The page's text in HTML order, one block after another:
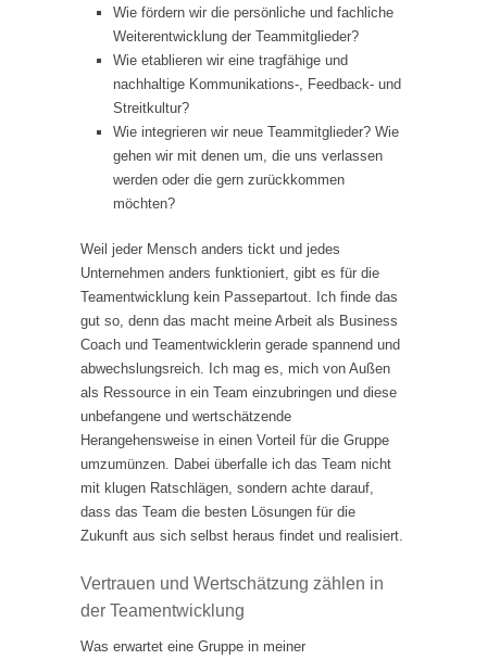
Wie fördern wir die persönliche und fachliche
Weiterentwicklung der Teammitglieder?
Wie etablieren wir eine tragfähige und
nachhaltige Kommunikations-, Feedback- und
Streitkultur?
Wie integrieren wir neue Teammitglieder? Wie
gehen wir mit denen um, die uns verlassen
werden oder die gern zurückkommen
möchten?
Weil jeder Mensch anders tickt und jedes
Unternehmen anders funktioniert, gibt es für die
Teamentwicklung kein Passepartout. Ich finde das
gut so, denn das macht meine Arbeit als Business
Coach und Teamentwicklerin gerade spannend und
abwechslungsreich. Ich mag es, mich von Außen
als Ressource in ein Team einzubringen und diese
unbefangene und wertschätzende
Herangehensweise in einen Vorteil für die Gruppe
umzumünzen. Dabei überfalle ich das Team nicht
mit klugen Ratschlägen, sondern achte darauf,
dass das Team die besten Lösungen für die
Zukunft aus sich selbst heraus findet und realisiert.
Vertrauen und Wertschätzung zählen in
der Teamentwicklung
Was erwartet eine Gruppe in meiner